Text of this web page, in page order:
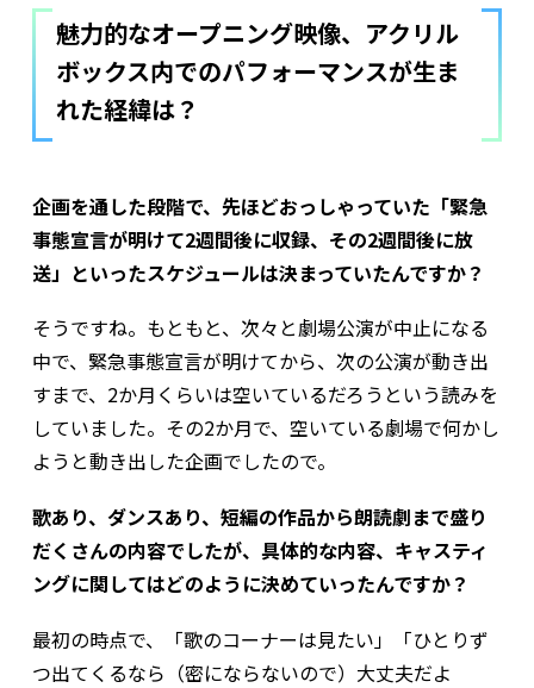
魅力的なオープニング映像、アクリル
ボックス内でのパフォーマンスが生ま
れた経緯は？
――企画を通した段階で、先ほどおっしゃっていた「緊急
事態宣言が明けて2週間後に収録、その2週間後に放
送」といったスケジュールは決まっていたんですか？
そうですね。もともと、次々と劇場公演が中止になる
中で、緊急事態宣言が明けてから、次の公演が動き出
すまで、2か月くらいは空いているだろうという読みを
していました。その2か月で、空いている劇場で何かし
ようと動き出した企画でしたので。
――歌あり、ダンスあり、短編の作品から朗読劇まで盛り
だくさんの内容でしたが、具体的な内容、キャスティ
ングに関してはどのように決めていったんですか？
最初の時点で、「歌のコーナーは見たい」「ひとりず
つ出てくるなら（密にならないので）大丈夫だよ